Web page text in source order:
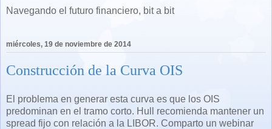
Navegando el futuro financiero, bit a bit
miércoles, 19 de noviembre de 2014
Construcción de la Curva OIS
El problema en generar esta curva es que los OIS
predominan en el tramo corto. Hull recomienda mantener un
spread fijo con relación a la LIBOR. Comparto un webinar